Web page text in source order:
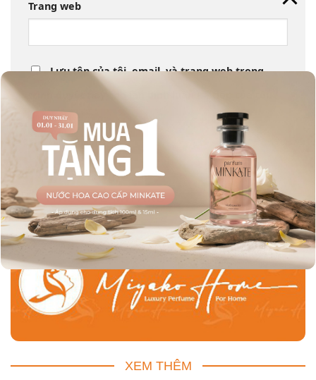
Trang web
Lưu tên của tôi, email, và trang web trong
trình duyệt này cho lần bình luận kế tiếp của tôi.
GIỚI THIỆU VỀ MIYAKO
XEM THÊM